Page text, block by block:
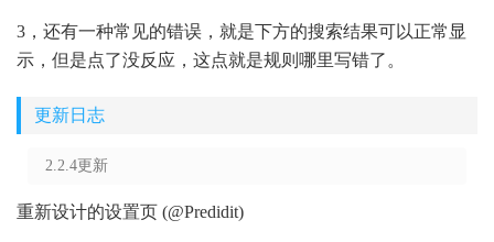
3，还有一种常见的错误，就是下方的搜索结果可以正常显
示，但是点了没反应，这点就是规则哪里写错了。
更新日志
2.2.4更新
重新设计的设置页 (@Predidit)